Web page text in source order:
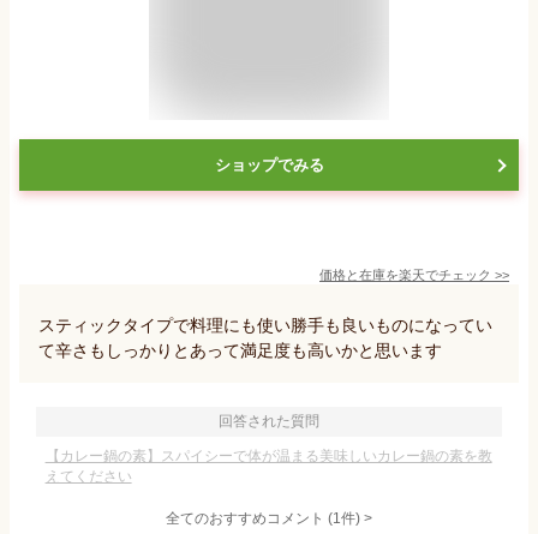
ショップでみる
価格と在庫を楽天でチェック >>
スティックタイプで料理にも使い勝手も良いものになってい
て辛さもしっかりとあって満足度も高いかと思います
回答された質問
【カレー鍋の素】スパイシーで体が温まる美味しいカレー鍋の素を教
えてください
全てのおすすめコメント (1件) >